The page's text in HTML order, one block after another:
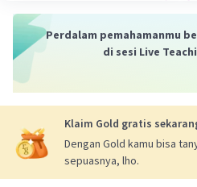
Perdalam pemahamanmu
di sesi Live
Klaim Gold gratis
Dengan Gold kamu bisa
sepuasnya, lho.